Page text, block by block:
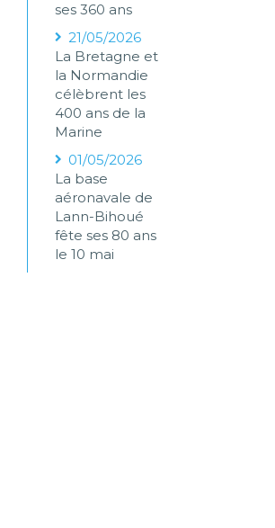
ses 360 ans
21/05/2026
La Bretagne et
la Normandie
célèbrent les
400 ans de la
Marine
01/05/2026
La base
aéronavale de
Lann-Bihoué
fête ses 80 ans
le 10 mai